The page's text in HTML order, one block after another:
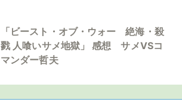
「ビースト・オブ・ウォー 絶海・殺
戮 人喰いサメ地獄」 感想 サメVSコ
マンダー哲夫